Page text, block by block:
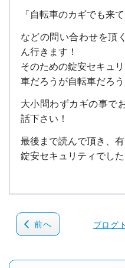
「自転車のカギでも来
などの問い合わせを頂
ん行きます！
そのための錠安セキュリ
車だろうが自転車だろ
大小問わずカギの事で
話下さい！
最後まで読んで頂き、
錠安セキュリティでした
前へ ブログ